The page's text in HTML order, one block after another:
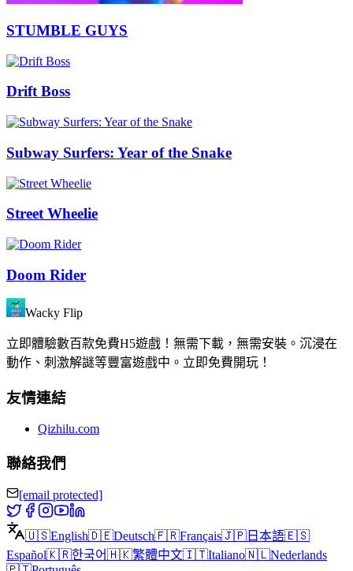
STUMBLE GUYS
Drift Boss
Subway Surfers: Year of the Snake
Street Wheelie
Doom Rider
Wacky Flip
立即體驗數百款免費H5遊戲！無需下載，無需安裝。沉浸在
動作、刺激解謎等豐富遊戲中。立即免費開玩！
友情連結
Qizhilu.com
聯絡我們
[email protected]
🇺🇸English🇩🇪Deutsch🇫🇷Français🇯🇵 日本語🇪🇸
Español🇰🇷한국어🇭🇰繁體中文🇮🇹Italiano🇳🇱Nederlands